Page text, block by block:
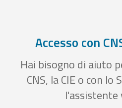
Accesso con
Hai bisogno di aiuto
CNS, la CIE o con lo
l'assistente